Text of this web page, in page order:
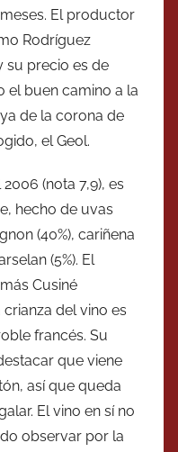
El productor
Rodríguez
su precio es de
el buen camino a la
de la corona de
el Geol.
(nota 7,9), es
hecho de uvas
(40%), cariñena
(5%). El
Cusiné
crianza del vino es
francés. Su
que viene
así que queda
El vino en sí no
observar por la